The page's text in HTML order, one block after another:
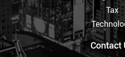
Tax
Contact